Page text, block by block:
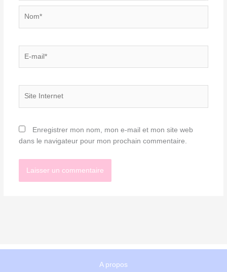
mail*
Enregistrer mon nom, mon e-mail et mon site web
dans le navigateur pour mon prochain commentaire.
A propos